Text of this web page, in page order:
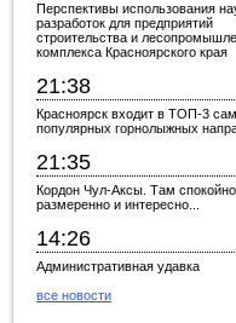
Перспективы использования
разработок для предприятий
строительства и
комплекса Красноярского края
21:38
Красноярск входит в ТОП-3
популярных горнолыжных
21:35
Кордон Чул-Аксы. Там спокойно,
размеренно и интересно...
14:26
Административная удавка
все новости